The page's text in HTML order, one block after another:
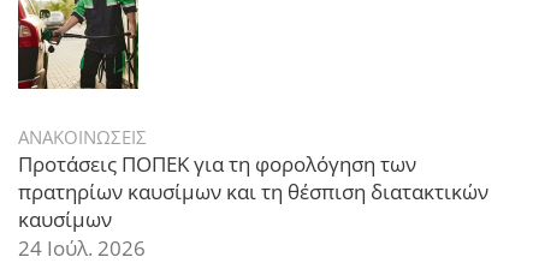
ΑΝΑΚΟΙΝΩΣΕΙΣ
Προτάσεις ΠΟΠΕΚ για τη φορολόγηση των
πρατηρίων καυσίμων και τη θέσπιση διατακτικών
καυσίμων
24 Ιούλ. 2026